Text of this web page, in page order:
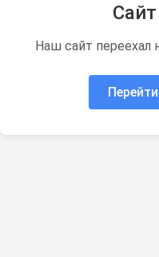
Наш сайт переехал